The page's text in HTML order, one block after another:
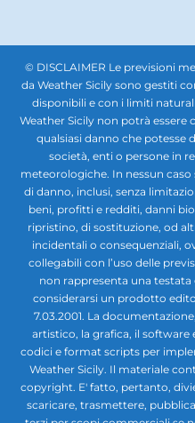
© DISCLAIMER Le previsioni
da Weather Sicily sono gestiti
disponibili e con i limiti
Weather Sicily non potrà essere
qualsiasi danno che potesse
società, enti o persone in
meteorologiche. In nessun caso
di danno, inclusi, senza
beni, profitti e redditi, danni
ripristino, di sostituzione, od
incidentali o consequenziali,
collegabili con l’uso delle
non rappresenta una
considerarsi un prodotto
7.03.2001. La
artistico, la grafica, il
codici e format scripts per
Weather Sicily. Il materiale
copyright. E' fatto, pertanto,
scaricare, trasmettere,